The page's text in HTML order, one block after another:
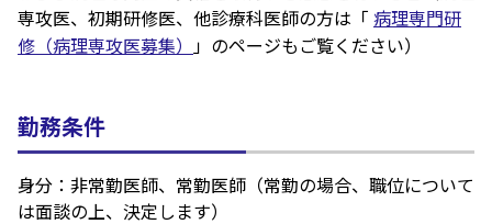
専攻医、初期研修医、他診療科医師の方は「 病理専門研
修（病理専攻医募集） 」のページもご覧ください）
勤務条件
身分：非常勤医師、常勤医師（常勤の場合、職位について
は面談の上、決定します）